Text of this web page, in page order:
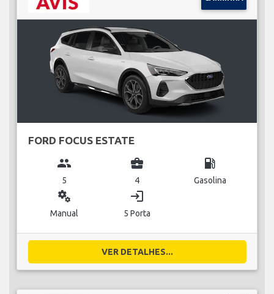
FORD FOCUS ESTATE
group
5
business_center
4
local_gas_station
Gasolina
miscellaneous_services
Manual
login
5 Porta
VER DETALHES...